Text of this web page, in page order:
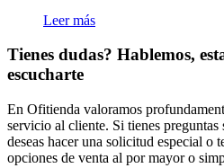
Leer más
Tienes dudas? Hablemos,
escucharte
En Ofitienda valoramos
servicio al cliente. Si tienes preguntas
deseas hacer una solicitud especial o
opciones de venta al por mayor o